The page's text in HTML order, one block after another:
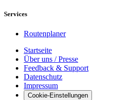
Services
Routenplaner
Startseite
Über uns / Presse
Feedback & Support
Datenschutz
Impressum
Cookie-Einstellungen